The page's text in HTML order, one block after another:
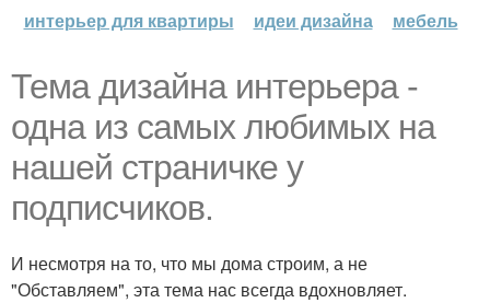
интерьер для квартиры
идеи дизайна мебель
Тема дизайна интерьера -
одна из самых любимых на
нашей страничке у
подписчиков.
И несмотря на то, что мы дома строим, а не
"Обставляем", эта тема нас всегда вдохновляет.